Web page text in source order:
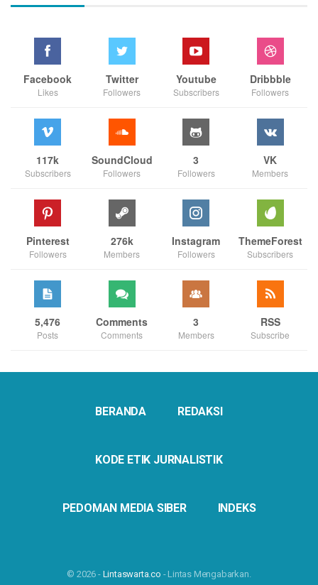
Facebook
Likes
Twitter
Followers
Youtube
Subscribers
Dribbble
Followers
117k
Subscribers
SoundCloud
Followers
3
Followers
VK
Members
Pinterest
Followers
276k
Members
Instagram
Followers
ThemeForest
Subscribers
5,476
Posts
Comments
Comments
3
Members
RSS
Subscribe
BERANDA REDAKSI
KODE ETIK JURNALISTIK
PEDOMAN MEDIA SIBER INDEKS
© 2026 - Lintaswarta.co - Lintas Mengabarkan.